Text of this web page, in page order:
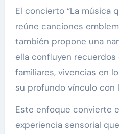
El concierto “La música
reúne canciones
también propone una
ella confluyen
familiares, vivencias en
su profundo vínculo con
Este enfoque convierte
experiencia sensorial